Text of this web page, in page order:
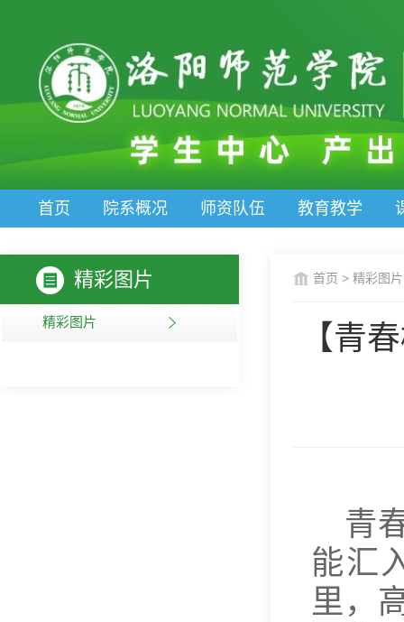
首页 院系概况 师资队伍 教育教学
精彩图片
精彩图片
首页 > 精彩图片
【青
青
能汇
里，